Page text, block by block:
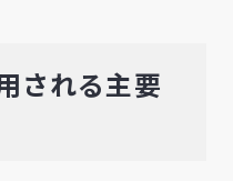
される主要